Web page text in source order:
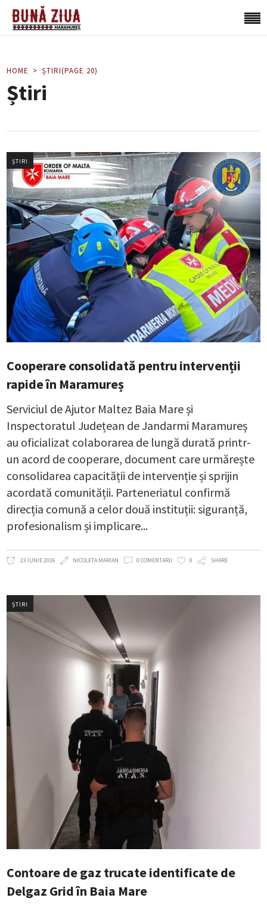
HOME ȘTIRI(PAGE 20)
Știri
ȘTIRI
Cooperare consolidată pentru intervenții
rapide în Maramureș
Serviciul de Ajutor Maltez Baia Mare și
Inspectoratul Județean de Jandarmi Maramureș
au oficializat colaborarea de lungă durată printr-
un acord de cooperare, document care urmărește
consolidarea capacității de intervenție și sprijin
acordată comunității. Parteneriatul confirmă
direcția comună a celor două instituții: siguranță,
profesionalism și implicare
23 IUNIE 2026 NICOLETA MARIAN 0 COMENTARII 0 SHARE
ȘTIRI
Contoare de gaz trucate identificate de
Delgaz Grid în Baia Mare